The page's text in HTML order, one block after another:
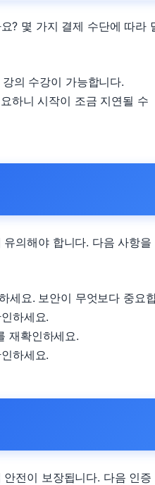
? 몇 가지 결제 수단에 따라
의 수강이 가능합니다.
하니 시작이 조금 지연될 수
의해야 합니다. 다음 사항을
세요. 보안이 무엇보다 중요
하세요.
재확인하세요.
하세요.
전이 보장됩니다. 다음 인증